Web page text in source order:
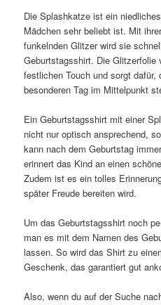
Die Splashkatze ist ein
Mädchen sehr beliebt ist. Mit
funkelnden Glitzer wird sie
Geburtstagsshirt. Die Glitzerfolie
festlichen Touch und sorgt dafür,
besonderen Tag im Mittelpunkt
Ein Geburtstagsshirt mit einer
nicht nur optisch ansprechend,
kann nach dem Geburtstag
erinnert das Kind an einen
Zudem ist es ein tolles
später Freude bereiten wird.
Um das Geburtstagsshirt noch
man es mit dem Namen des
lassen. So wird das Shirt zu
Geschenk, das garantiert gut
Also, wenn du auf der Suche